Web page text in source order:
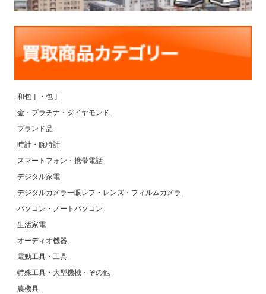
和包丁・包丁
金・プラチナ・ダイヤモンド
ブランド品
時計・腕時計
スマートフォン・携帯電話
デジタル家電
デジタルカメラ一眼レフ・レンズ・フィルムカメラ
パソコン・ノートパソコン
生活家電
オーディオ機器
電動工具・工具
特殊工具・大型機械・その他
農機具